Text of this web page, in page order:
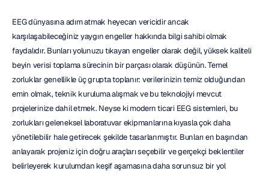
EEG dünyasına adım atmak heyecan vericidir ancak
karşılaşabileceğiniz yaygın engeller hakkında bilgi sahibi olmak
faydalıdır. Bunları yolunuzu tıkayan engeller olarak değil, yüksek kaliteli
beyin verisi toplama sürecinin bir parçası olarak düşünün. Temel
zorluklar genellikle üç grupta toplanır: verilerinizin temiz olduğundan
emin olmak, teknik kuruluma alışmak ve bu teknolojiyi mevcut
projelerinize dahil etmek. Neyse ki modern ticari EEG sistemleri, bu
zorlukları geleneksel laboratuvar ekipmanlarına kıyasla çok daha
yönetilebilir hale getirecek şekilde tasarlanmıştır. Bunları en başından
anlayarak projeniz için doğru araçları seçebilir ve gerçekçi beklentiler
belirleyerek kurulumdan keşif aşamasına daha sorunsuz bir yol